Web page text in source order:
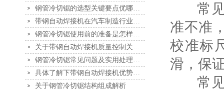
关于钢管冷切锯结构组成解析
常见
准不准
校准标
滑，保
常见